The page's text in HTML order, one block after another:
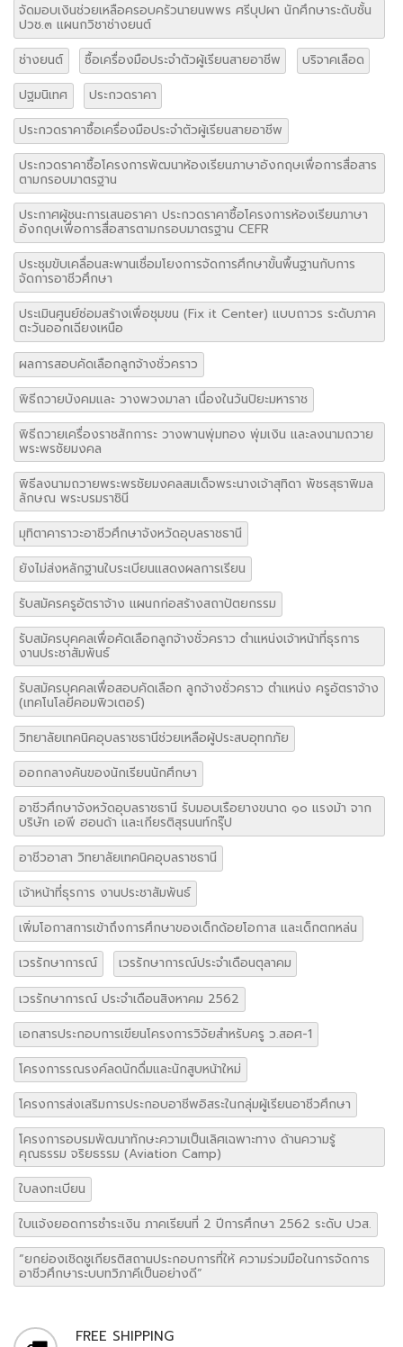
จัดมอบเงินช่วยเหลือครอบครัวนายนพพร ศรีบุปผา นักศึกษาระดับชั้น
ปวช.๓ แผนกวิชาช่างยนต์
ช่างยนต์
ซื้อเครื่องมือประจำตัวผู้เรียนสายอาชีพ
บริจาคเลือด
ปฐมนิเทศ
ประกวดราคา
ประกวดราคาซื้อเครื่องมือประจำตัวผู้เรียนสายอาชีพ
ประกวดราคาซื้อโครงการพัฒนาห้องเรียนภาษาอังกฤษเพื่อการสื่อสาร
ตามกรอบมาตรฐาน
ประกาศผู้ชนะการเสนอราคา ประกวดราคาซื้อโครงการห้องเรียนภาษา
อังกฤษเพื่อการสื่อสารตามกรอบมาตรฐาน CEFR
ประชุมขับเคลื่อนสะพานเชื่อมโยงการจัดการศึกษาขั้นพื้นฐานกับการ
จัดการอาชีวศึกษา
ประเมินศูนย์ซ่อมสร้างเพื่อชุมขน (Fix it Center) แบบถาวร ระดับภาค
ตะวันออกเฉียงเหนือ
ผลการสอบคัดเลือกลูกจ้างชั่วคราว
พิธีถวายบังคมและ วางพวงมาลา เนื่องในวันปิยะมหาราช
พิธีถวายเครื่องราชสักการะ วางพานพุ่มทอง พุ่มเงิน และลงนามถวาย
พระพรชัยมงคล
พิธีลงนามถวายพระพรชัยมงคลสมเด็จพระนางเจ้าสุทิดา พัชรสุธาพิมล
ลักษณ พระบรมราชินี
มุทิตาคาราวะอาชีวศึกษาจังหวัดอุบลราชธานี
ยังไม่ส่งหลักฐานใบระเบียนแสดงผลการเรียน
รับสมัครครูอัตราจ้าง แผนกก่อสร้างสถาปัตยกรรม
รับสมัครบุคคลเพื่อคัดเลือกลูกจ้างชั่วคราว ตำแหน่งเจ้าหน้าที่ธุรการ
งานประชาสัมพันธ์
รับสมัครบุคคลเพื่อสอบคัดเลือก ลูกจ้างชั่วคราว ตำแหน่ง ครูอัตราจ้าง
(เทคโนโลยีคอมพิวเตอร์)
วิทยาลัยเทคนิคอุบลราชธานีช่วยเหลือผู้ประสบอุทกภัย
ออกกลางคันของนักเรียนนักศึกษา
อาชีวศึกษาจังหวัดอุบลราชธานี รับมอบเรือยางขนาด ๑๐ แรงม้า จาก
บริษัท เอพี ฮอนด้า และเกียรติสุรนนท์กรุ๊ป
อาชีวอาสา วิทยาลัยเทคนิคอุบลราชธานี
เจ้าหน้าที่ธุรการ งานประชาสัมพันธ์
เพิ่มโอกาสการเข้าถึงการศึกษาของเด็กด้อยโอกาส และเด็กตกหล่น
เวรรักษาการณ์
เวรรักษาการณ์ประจำเดือนตุลาคม
เวรรักษาการณ์ ประจำเดือนสิงหาคม 2562
เอกสารประกอบการเขียนโครงการวิจัยสำหรับครู ว.สอศ-1
โครงการรณรงค์ลดนักดื่มและนักสูบหน้าใหม่
โครงการส่งเสริมการประกอบอาชีพอิสระในกลุ่มผู้เรียนอาชีวศึกษา
โครงการอบรมพัฒนาทักษะความเป็นเลิศเฉพาะทาง ด้านความรู้
คุณธรรม จริยธรรม (Aviation Camp)
ใบลงทะเบียน
ใบแจ้งยอดการชำระเงิน ภาคเรียนที่ 2 ปีการศึกษา 2562 ระดับ ปวส.
“ยกย่องเชิดชูเกียรติสถานประกอบการที่ให้ ความร่วมมือในการจัดการ
อาชีวศึกษาระบบทวิภาคีเป็นอย่างดี”
FREE SHIPPING